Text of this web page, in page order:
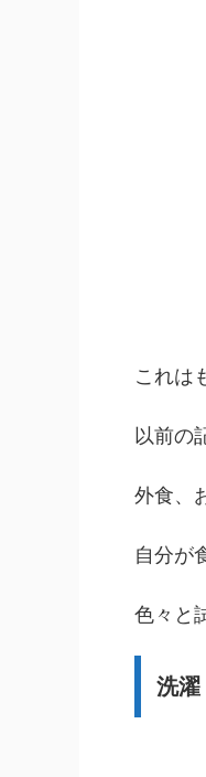
これは
以前の
外食、
自分が
色々と
洗濯